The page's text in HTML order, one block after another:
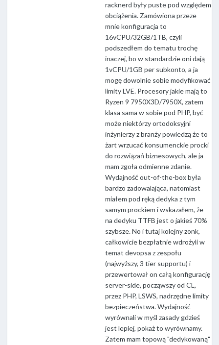
racknerd były puste pod względem
obciążenia. Zamówiona przeze
mnie konfiguracja to
16vCPU/32GB/1TB, czyli
podszedłem do tematu trochę
inaczej, bo w standardzie oni dają
1vCPU/1GB per subkonto, a ja
mogę dowolnie sobie modyfikować
limity LVE. Procesory jakie mają to
Ryzen 9 7950X3D/7950X, zatem
klasa sama w sobie pod PHP, być
może niektórzy ortodoksyjni
inżynierzy z branży powiedzą że to
żart wrzucać konsumenckie procki
do rozwiązań biznesowych, ale ja
mam zgoła odmienne zdanie.
Wydajność out-of-the-box była
bardzo zadowalająca, natomiast
miałem pod ręką dedyka z tym
samym prockiem i wskazałem, że
na dedyku TTFB jest o jakieś 70%
szybsze. No i tutaj kolejny zonk,
całkowicie bezpłatnie wdrożyli w
temat devopsa z zespołu
(najwyższy, 3 tier supportu) i
przewertował on całą konfigurację
server-side, począwszy od CL,
przez PHP, LSWS, nadrzędne limity
bezpieczeństwa. Wydajność
wyrównali w myśl zasady gdzieś
jest lepiej, pokaż to wyrównamy.
Zatem mam topową "dedykowaną"